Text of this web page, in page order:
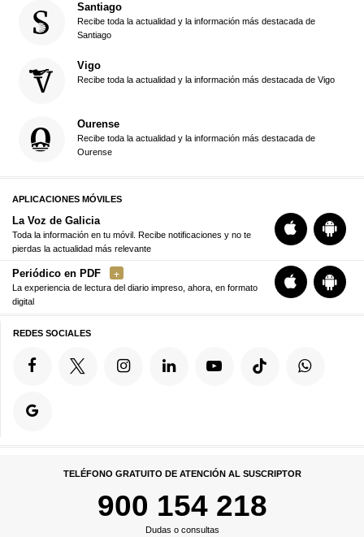
Santiago
Recibe toda la actualidad y la información más destacada de
Santiago
Vigo
Recibe toda la actualidad y la información más destacada de Vigo
Ourense
Recibe toda la actualidad y la información más destacada de
Ourense
APLICACIONES MÓVILES
La Voz de Galicia
Toda la información en tu móvil. Recibe notificaciones y no te
pierdas la actualidad más relevante
Periódico en PDF
La experiencia de lectura del diario impreso, ahora, en formato
digital
REDES SOCIALES
TELÉFONO GRATUITO DE ATENCIÓN AL SUSCRIPTOR
900 154 218
Dudas o consultas